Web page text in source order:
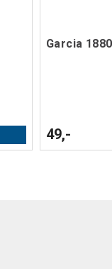
Garcia
49,-